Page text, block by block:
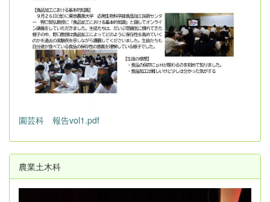
園芸科 報告vol1.pdf
農業土木科